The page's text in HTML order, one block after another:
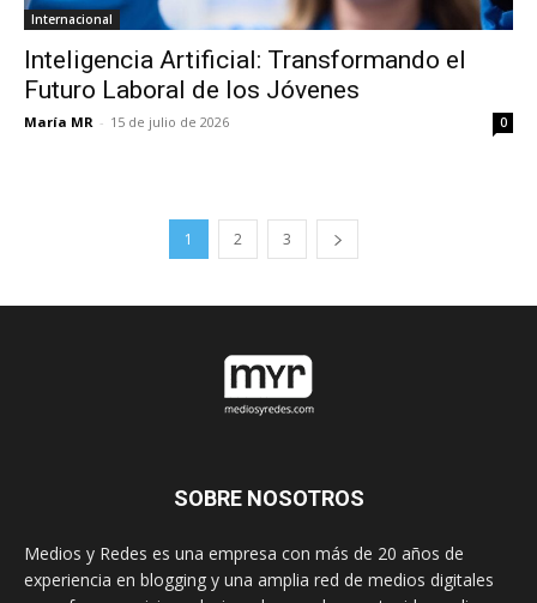
Internacional
Inteligencia Artificial: Transformando el
Futuro Laboral de los Jóvenes
María MR - 15 de julio de 2026 0
1 2 3
SOBRE NOSOTROS
Medios y Redes es una empresa con más de 20 años de
experiencia en blogging y una amplia red de medios digitales